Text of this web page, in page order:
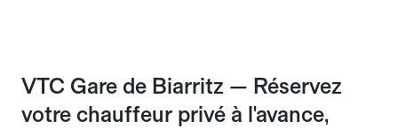
VTC Gare de Biarritz — Réservez
votre chauffeur privé à l'avance,